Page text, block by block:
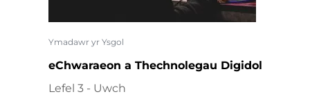
Ymadawr yr Ysgol
eChwaraeon a Thechnolegau Digidol
Lefel 3 - Uwch